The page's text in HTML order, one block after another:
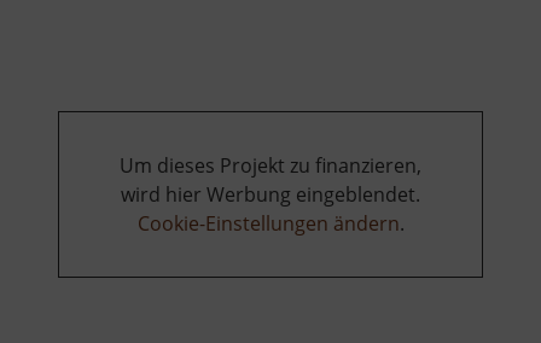
Um dieses Projekt zu finanzieren,
wird hier Werbung eingeblendet.
Cookie-Einstellungen ändern.